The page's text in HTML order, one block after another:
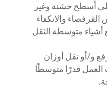
أسطح خشنة وغير
القرفصاء والانكفاء
أشياء متوسطة الثقل
و/أو نقل أوزان
العمل قدرًا متوسطًا